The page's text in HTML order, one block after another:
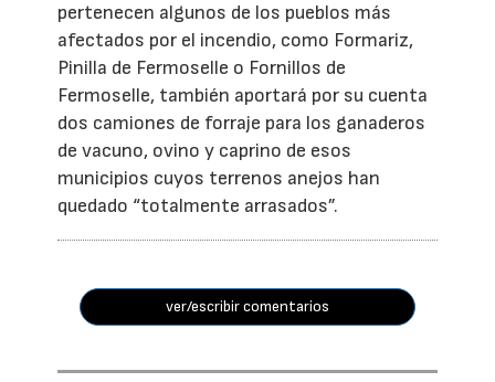
pertenecen algunos de los pueblos más
afectados por el incendio, como Formariz,
Pinilla de Fermoselle o Fornillos de
Fermoselle, también aportará por su cuenta
dos camiones de forraje para los ganaderos
de vacuno, ovino y caprino de esos
municipios cuyos terrenos anejos han
quedado “totalmente arrasados”.
ver/escribir comentarios